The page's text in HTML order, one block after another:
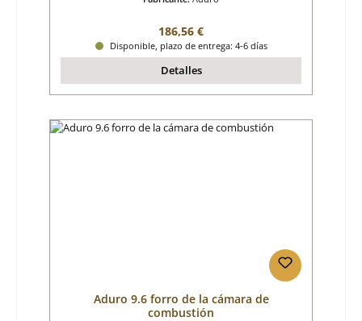
Precio normal:
186,56 €
Disponible, plazo de entrega: 4-6 días
Detalles
Aduro 9.6 forro de la cámara de
combustión